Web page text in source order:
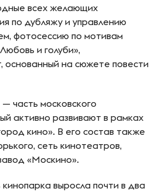
всех желающих
по дубляжу и управлению
фотосессию по мотивам
и голуби»,
основанный на сюжете повести
часть московского
активно развивают в рамках
кино». В его состав также
сеть кинотеатров,
«Москино».
выросла почти в два